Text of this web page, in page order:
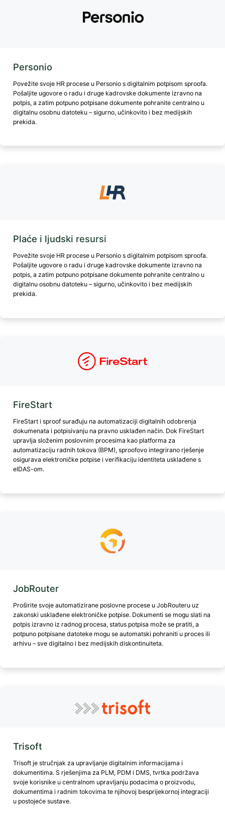
Personio
Povežite svoje HR procese u Personio s digitalnim potpisom sproofa.
Pošaljite ugovore o radu i druge kadrovske dokumente izravno na
potpis, a zatim potpuno potpisane dokumente pohranite centralno u
digitalnu osobnu datoteku – sigurno, učinkovito i bez medijskih
prekida.
Plaće i ljudski resursi
Povežite svoje HR procese u Personio s digitalnim potpisom sproofa.
Pošaljite ugovore o radu i druge kadrovske dokumente izravno na
potpis, a zatim potpuno potpisane dokumente pohranite centralno u
digitalnu osobnu datoteku – sigurno, učinkovito i bez medijskih
prekida.
FireStart
FireStart i sproof surađuju na automatizaciji digitalnih odobrenja
dokumenata i potpisivanju na pravno usklađen način. Dok FireStart
upravlja složenim poslovnim procesima kao platforma za
automatizaciju radnih tokova (BPM), sproofovo integrirano rješenje
osigurava elektroničke potpise i verifikaciju identiteta usklađene s
eIDAS-om.
JobRouter
Proširite svoje automatizirane poslovne procese u JobRouteru uz
zakonski usklađene elektroničke potpise. Dokumenti se mogu slati na
potpis izravno iz radnog procesa, status potpisa može se pratiti, a
potpuno potpisane datoteke mogu se automatski pohraniti u proces ili
arhivu – sve digitalno i bez medijskih diskontinuiteta.
Trisoft
Trisoft je stručnjak za upravljanje digitalnim informacijama i
dokumentima. S rješenjima za PLM, PDM i DMS, tvrtka podržava
svoje korisnike u centralnom upravljanju podacima o proizvodu,
dokumentima i radnim tokovima te njihovoj besprijekornoj integraciji
u postojeće sustave.